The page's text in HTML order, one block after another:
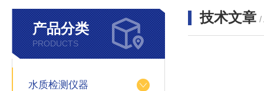
产品分类
PRODUCTS
水质检测仪器
技术文章 /